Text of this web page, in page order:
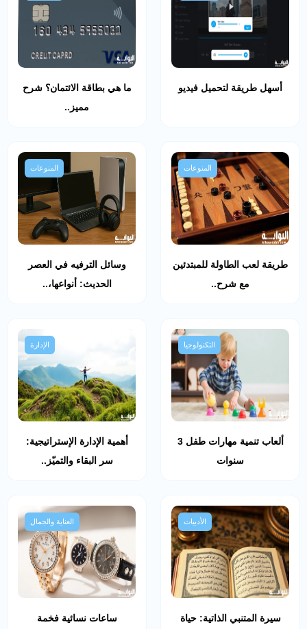
أسهل طريقة لتحميل فيديو
ما هي بطاقة الائتمان؟ شرح
مميز..
المنوعات
طريقة لعب الطاولة للمبتدئين
مع شرح..
المنوعات
وسائل الترفيه في العصر
الحديث: أنواعها،..
التكنولوجيا
ألعاب تنمية مهارات طفل 3
سنوات
الإدارة
أهمية الإدارة الإستراتيجية:
سر البقاء والتميّز..
الأدبيات
سيرة المتنبي الذاتية: حياة
العناية والجمال
ساعات نسائية فخمة